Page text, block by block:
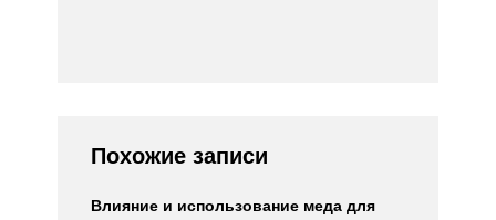
Похожие записи
Влияние и использование меда для